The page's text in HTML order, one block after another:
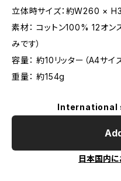
立体時サイズ：約W260 ×
素材： コットン100% 12オン
みです）
容量： 約10リッター（A4サイ
重量： 約154g
International
日本国内